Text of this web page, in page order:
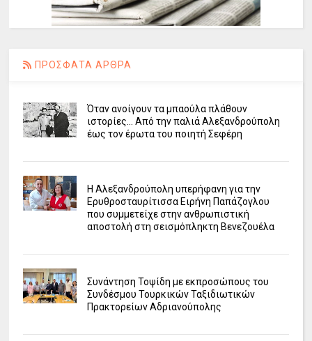
ΠΡΟΣΦΑΤΑ ΑΡΘΡΑ
Όταν ανοίγουν τα μπαούλα πλάθουν
ιστορίες... Από την παλιά Αλεξανδρούπολη
έως τον έρωτα του ποιητή Σεφέρη
Η Αλεξανδρούπολη υπερήφανη για την
Ερυθροσταυρίτισσα Ειρήνη Παπάζογλου
που συμμετείχε στην ανθρωπιστική
αποστολή στη σεισμόπληκτη Βενεζουέλα
Συνάντηση Τοψίδη με εκπροσώπους του
Συνδέσμου Τουρκικών Ταξιδιωτικών
Πρακτορείων Αδριανούπολης